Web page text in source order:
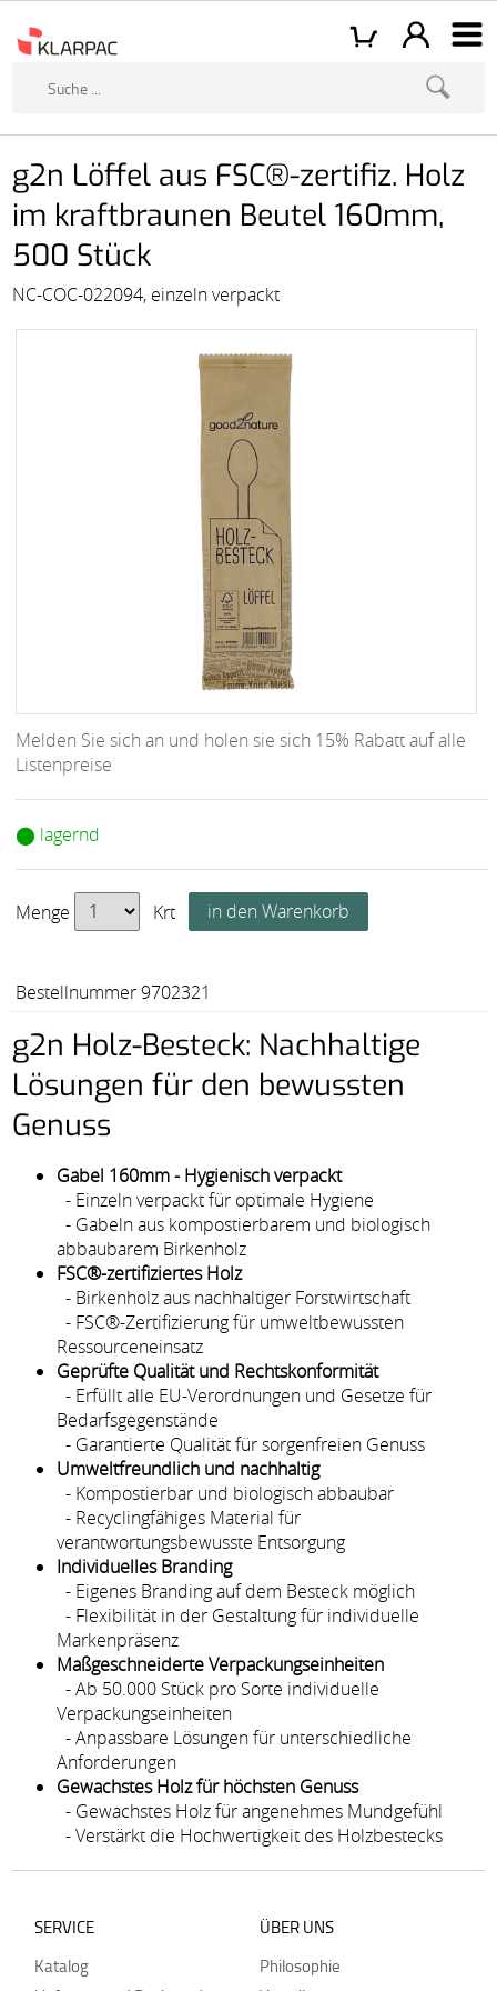
g2n Löffel aus FSC®-zertifiz. Holz
im kraftbraunen Beutel 160mm,
500 Stück
NC-COC-022094, einzeln verpackt
Melden Sie sich an und holen sie sich 15% Rabatt auf alle
Listenpreise
⬤ lagernd
Menge Krt
Bestellnummer 9702321
g2n Holz-Besteck: Nachhaltige
Lösungen für den bewussten
Genuss
Gabel 160mm - Hygienisch verpackt
- Einzeln verpackt für optimale Hygiene
- Gabeln aus kompostierbarem und biologisch
abbaubarem Birkenholz
FSC®-zertifiziertes Holz
- Birkenholz aus nachhaltiger Forstwirtschaft
- FSC®-Zertifizierung für umweltbewussten
Ressourceneinsatz
Geprüfte Qualität und Rechtskonformität
- Erfüllt alle EU-Verordnungen und Gesetze für
Bedarfsgegenstände
- Garantierte Qualität für sorgenfreien Genuss
Umweltfreundlich und nachhaltig
- Kompostierbar und biologisch abbaubar
- Recyclingfähiges Material für
verantwortungsbewusste Entsorgung
Individuelles Branding
- Eigenes Branding auf dem Besteck möglich
- Flexibilität in der Gestaltung für individuelle
Markenpräsenz
Maßgeschneiderte Verpackungseinheiten
- Ab 50.000 Stück pro Sorte individuelle
Verpackungseinheiten
- Anpassbare Lösungen für unterschiedliche
Anforderungen
Gewachstes Holz für höchsten Genuss
- Gewachstes Holz für angenehmes Mundgefühl
- Verstärkt die Hochwertigkeit des Holzbestecks
SERVICE
Katalog
ÜBER UNS
Philosophie